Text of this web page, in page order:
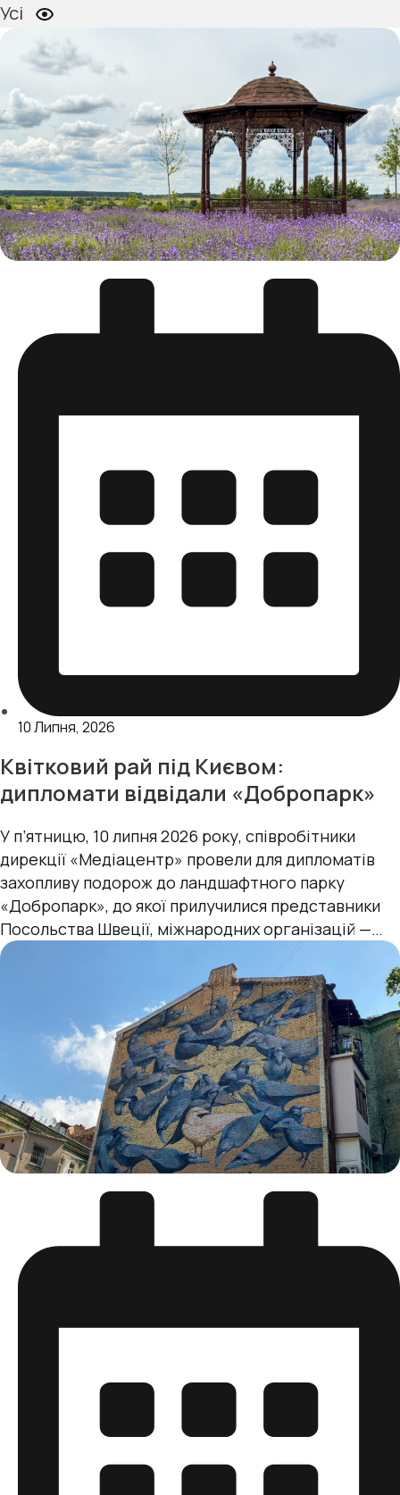
Усі
10 Липня, 2026
Квітковий рай під Києвом:
дипломати відвідали «Добропарк»
У п’ятницю, 10 липня 2026 року, cпівробітники
дирекції «Медіацентр» провели для дипломатів
захопливу подорож до ландшафтного парку
«Добропарк», до якої прилучилися представники
Посольства Швеції, міжнародних організацій —
Консультативної місії Європейського